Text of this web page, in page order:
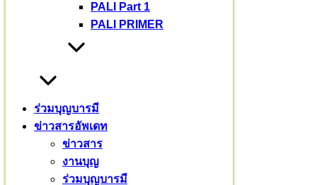
PALI Part 1
PALI PRIMER
ร่วมบุญบารมี
ข่าวสารอัพเดท
ข่าวสาร
งานบุญ
ร่วมบุญบารมี
ข่าวสาร(235)
บทความ
พระมหากรุณาธิคุณ
ร่วมบุญบารมี
เยี่ยมชมโครงการ
เรียนบาลี(3)
เรื่องราวเล่าย้อนหลัง